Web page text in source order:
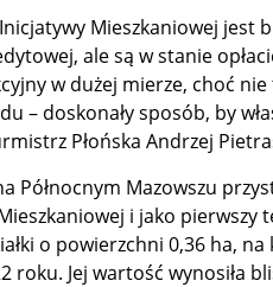
Mieszkaniowej
ale są w stanie
w dużej mierze, choć
– doskonały sposób, by
Płońska Andrzej
Północnym Mazowszu
i jako pierwszy
o powierzchni 0,36 ha,
roku. Jej wartość wynosiła